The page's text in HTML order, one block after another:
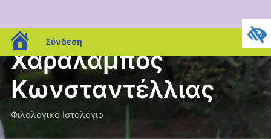
blogs.sch.gr
Σύνδεση
Χαράλαμπος
Κωνσταντέλλιας
Φιλολογικό Ιστολόγιο